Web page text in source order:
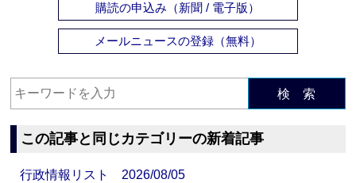
購読の申込み（新聞 / 電子版）
メールニュースの登録（無料）
検 索
この記事と同じカテゴリーの新着記事
行政情報リスト 2026/08/05